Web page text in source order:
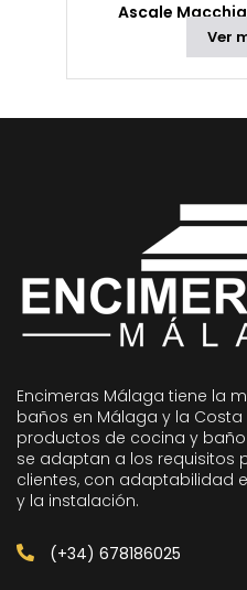
Ascale
Ver
Encimeras Málaga tiene la
baños en Málaga y la
productos de cocina y
se adaptan a los requisitos
clientes, con adaptabilidad
y la instalación.
(+34) 678186025